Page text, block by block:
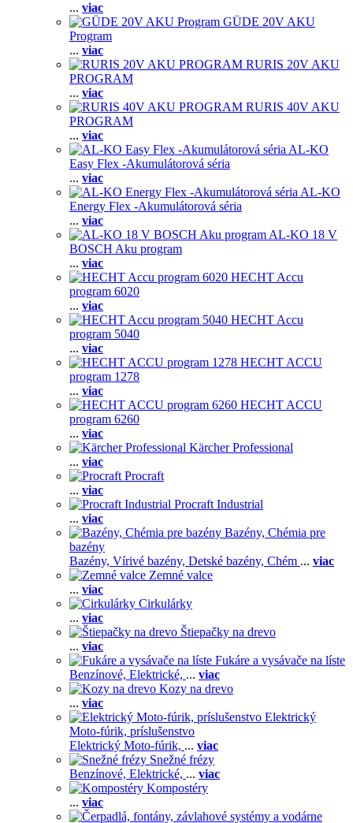
... viac
GÜDE 20V AKU
Program
... viac
RURIS 20V AKU
PROGRAM
... viac
RURIS 40V AKU
PROGRAM
... viac
AL-KO
Easy Flex -Akumulátorová séria
... viac
AL-KO
Energy Flex -Akumulátorová séria
... viac
AL-KO 18 V
BOSCH Aku program
... viac
HECHT Accu
program 6020
... viac
HECHT Accu
program 5040
... viac
HECHT ACCU
program 1278
... viac
HECHT ACCU
program 6260
... viac
Kärcher Professional
... viac
Procraft
... viac
Procraft Industrial
... viac
Bazény, Chémia pre
bazény
Bazény, Vírivé bazény, Detské bazény, Chém ... viac
Zemné valce
... viac
Cirkulárky
... viac
Štiepačky na drevo
... viac
Fukáre a vysávače na líste
Benzínové, Elektrické, ... viac
Kozy na drevo
... viac
Elektrický
Moto-fúrik, príslušenstvo
Elektrický Moto-fúrik, ... viac
Snežné frézy
Benzínové, Elektrické, ... viac
Kompostéry
... viac